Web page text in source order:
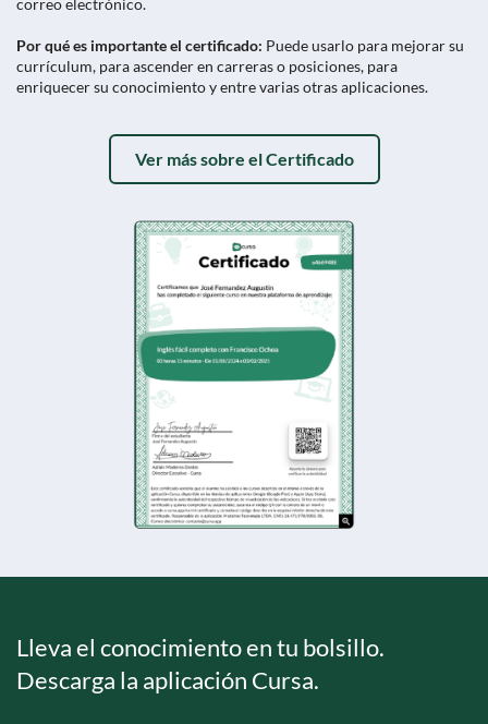
Por qué es importante el certificado: Puede usarlo para mejorar su
currículum, para ascender en carreras o posiciones, para
enriquecer su conocimiento y entre varias otras aplicaciones.
Ver más sobre el Certificado
Lleva el conocimiento en tu bolsillo.
Descarga la aplicación Cursa.